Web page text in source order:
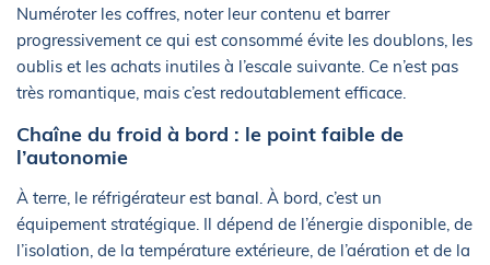
Numéroter les coffres, noter leur contenu et barrer
progressivement ce qui est consommé évite les doublons, les
oublis et les achats inutiles à l’escale suivante. Ce n’est pas
très romantique, mais c’est redoutablement efficace.
Chaîne du froid à bord : le point faible de
l’autonomie
À terre, le réfrigérateur est banal. À bord, c’est un
équipement stratégique. Il dépend de l’énergie disponible, de
l’isolation, de la température extérieure, de l’aération et de la